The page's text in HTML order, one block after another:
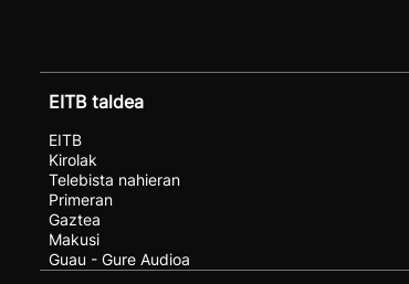
EITB taldea
EITB
Kirolak
Telebista nahieran
Primeran
Gaztea
Makusi
Guau - Gure Audioa